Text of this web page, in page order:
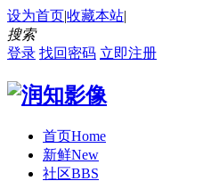
设为首页|收藏本站|
搜索
登录 找回密码 立即注册
首页Home
新鲜New
社区BBS